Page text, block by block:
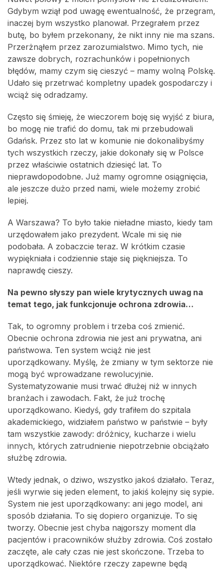
Gdybym wziął pod uwagę ewentualność, że przegram,
inaczej bym wszystko planował. Przegrałem przez
butę, bo byłem przekonany, że nikt inny nie ma szans.
Przerżnąłem przez zarozumialstwo. Mimo tych, nie
zawsze dobrych, rozrachunków i popełnionych
błędów, mamy czym się cieszyć – mamy wolną Polskę.
Udało się przetrwać kompletny upadek gospodarczy i
wciąż się odradzamy.
Często się śmieję, że wieczorem boję się wyjść z biura,
bo mogę nie trafić do domu, tak mi przebudowali
Gdańsk. Przez sto lat w komunie nie dokonalibyśmy
tych wszystkich rzeczy, jakie dokonały się w Polsce
przez właściwie ostatnich dziesięć lat. To
nieprawdopodobne. Już mamy ogromne osiągnięcia,
ale jeszcze dużo przed nami, wiele możemy zrobić
lepiej.
A Warszawa? To było takie nieładne miasto, kiedy tam
urzędowałem jako prezydent. Wcale mi się nie
podobała. A zobaczcie teraz. W krótkim czasie
wypiękniała i codziennie staje się piękniejsza. To
naprawdę cieszy.
Na pewno słyszy pan wiele krytycznych uwag na
temat tego, jak funkcjonuje ochrona zdrowia…
Tak, to ogromny problem i trzeba coś zmienić.
Obecnie ochrona zdrowia nie jest ani prywatna, ani
państwowa. Ten system wciąż nie jest
uporządkowany. Myślę, że zmiany w tym sektorze nie
mogą być wprowadzane rewolucyjnie.
Systematyzowanie musi trwać dłużej niż w innych
branżach i zawodach. Fakt, że już trochę
uporządkowano. Kiedyś, gdy trafiłem do szpitala
akademickiego, widziałem państwo w państwie – były
tam wszystkie zawody: dróżnicy, kucharze i wielu
innych, których zatrudnienie niepotrzebnie obciążało
służbę zdrowia.
Wtedy jednak, o dziwo, wszystko jakoś działało. Teraz,
jeśli wyrwie się jeden element, to jakiś kolejny się sypie.
System nie jest uporządkowany: ani jego model, ani
sposób działania. To się dopiero organizuje. To się
tworzy. Obecnie jest chyba najgorszy moment dla
pacjentów i pracowników służby zdrowia. Coś zostało
zaczęte, ale cały czas nie jest skończone. Trzeba to
uporządkować. Niektóre rzeczy zapewne będą